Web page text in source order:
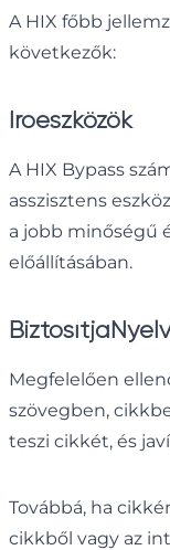
A HIX főbb
következők:
Íróeszközök
A HIX Bypass
asszisztens
a jobb minőségű
előállításában.
Biztosítja
Megfelelően
szövegben,
teszi cikkét, és
Továbbá, ha
cikkből vagy az